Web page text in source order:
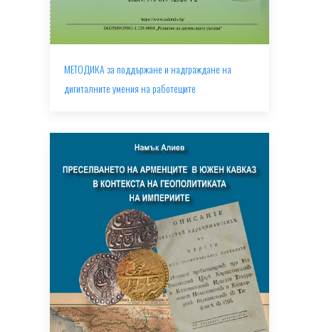
МЕТОДИКА за поддържане и надграждане на
дигиталните умения на работещите